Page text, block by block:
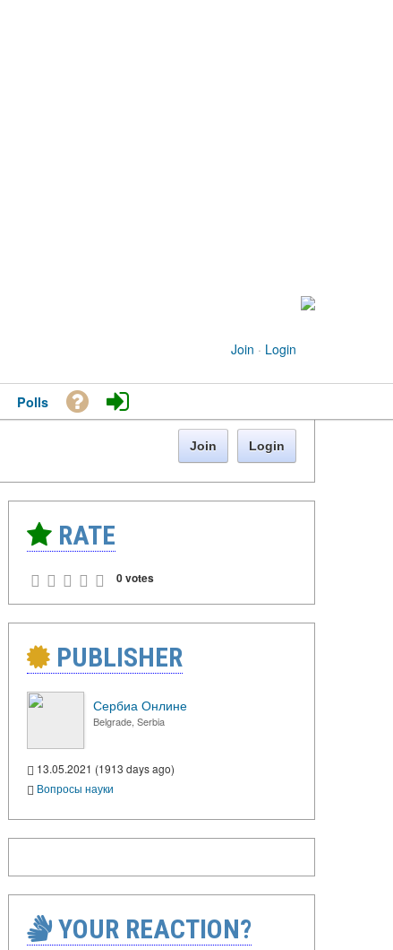
Join · Login
Polls
Join Login
RATE
0 votes
PUBLISHER
Сербиа Онлине
Belgrade, Serbia
13.05.2021 (1913 days ago)
Вопросы науки
YOUR REACTION?